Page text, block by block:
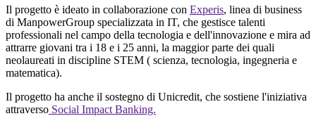
Il progetto è ideato in collaborazione con Experis, linea di business
di ManpowerGroup specializzata in IT, che gestisce talenti
professionali nel campo della tecnologia e dell'innovazione e mira ad
attrarre giovani tra i 18 e i 25 anni, la maggior parte dei quali
neolaureati in discipline STEM ( scienza, tecnologia, ingegneria e
matematica).
Il progetto ha anche il sostegno di Unicredit, che sostiene l'iniziativa
attraverso Social Impact Banking.